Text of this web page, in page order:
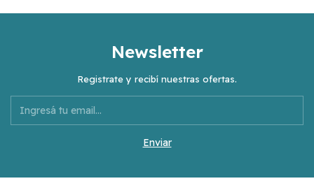
Newsletter
Registrate y recibí nuestras ofertas.